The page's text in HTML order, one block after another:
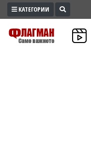
ПРОМО
ЗОНА
КАТЕГОРИИ